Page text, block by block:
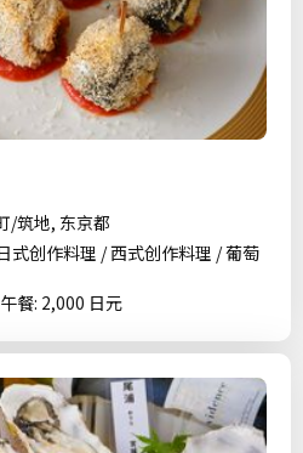
/筑地, 东京都
式创作料理 / 西式创作料理 / 葡萄
餐: 2,000 日元